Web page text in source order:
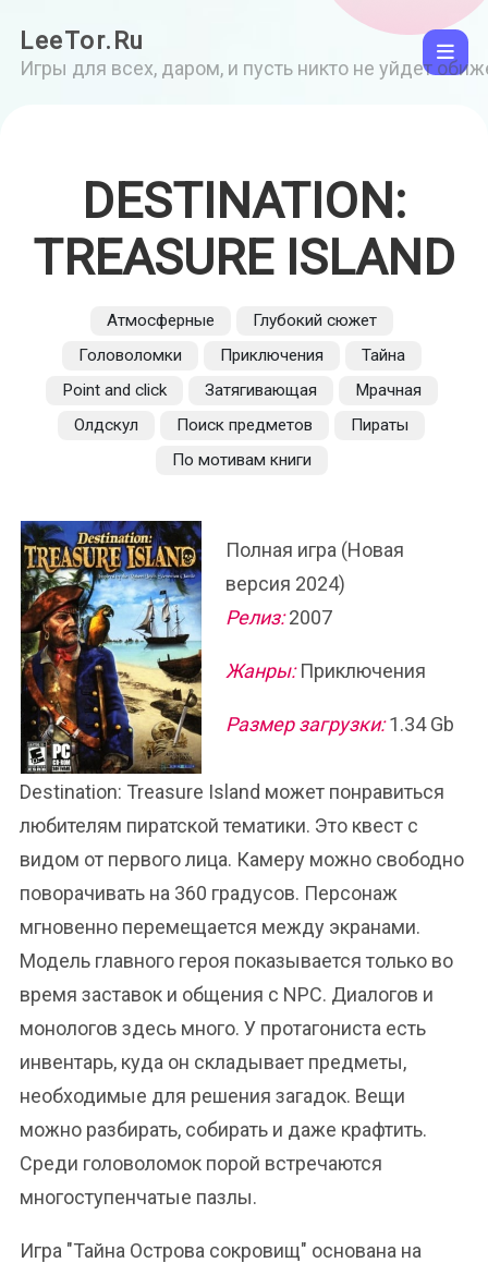
LeeTor.Ru
Игры для всех, даром, и пусть никто не уйдет
DESTINATION:
TREASURE ISLAND
Атмосферные
Глубокий сюжет
Головоломки
Приключения
Тайна
Point and click
Затягивающая
Мрачная
Олдскул
Поиск предметов
Пираты
По мотивам книги
Полная игра (Новая
версия 2024)
Релиз:2007
Жанры:Приключения
Размер загрузки:1.34 Gb
Destination: Treasure Island может понравиться
любителям пиратской тематики. Это квест с
видом от первого лица. Камеру можно свободно
поворачивать на 360 градусов. Персонаж
мгновенно перемещается между экранами.
Модель главного героя показывается только во
время заставок и общения с NPC. Диалогов и
монологов здесь много. У протагониста есть
инвентарь, куда он складывает предметы,
необходимые для решения загадок. Вещи
можно разбирать, собирать и даже крафтить.
Среди головоломок порой встречаются
многоступенчатые пазлы.
Игра "Тайна Острова сокровищ" основана на